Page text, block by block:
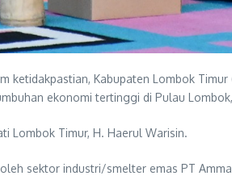
Kabupaten Lombok
ekonomi tertinggi di Pulau
Lombok Timur, H. Haerul Warisin.
sektor industri/smelter emas PT